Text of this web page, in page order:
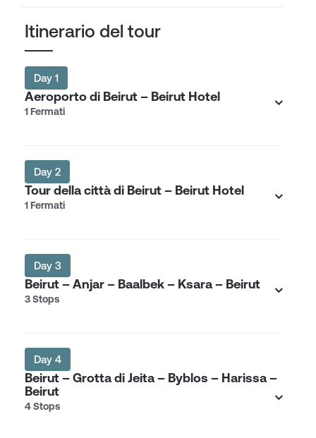
Itinerario del tour
Day 1
Aeroporto di Beirut – Beirut Hotel
1 Fermati
Day 2
Tour della città di Beirut – Beirut Hotel
1 Fermati
Day 3
Beirut – Anjar – Baalbek – Ksara – Beirut
3 Stops
Day 4
Beirut – Grotta di Jeita – Byblos – Harissa –
Beirut
4 Stops